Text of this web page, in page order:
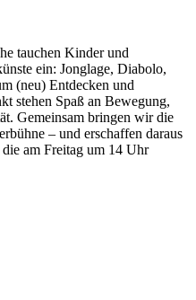
tauchen Kinder und
ein: Jonglage, Diabolo,
(neu) Entdecken und
stehen Spaß an Bewegung,
Gemeinsam bringen wir die
– und erschaffen daraus
am Freitag um 14 Uhr